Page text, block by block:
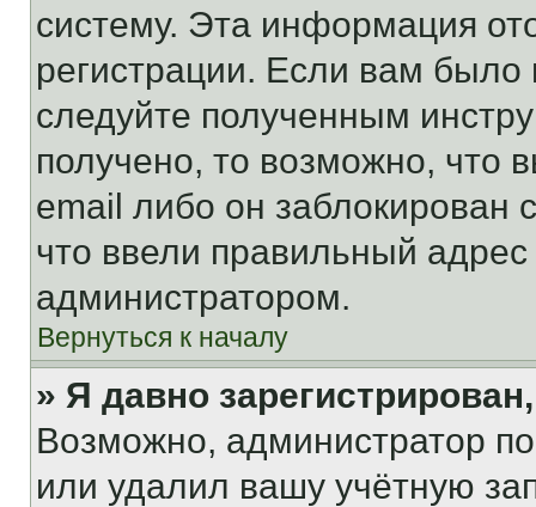
систему. Эта информация
регистрации. Если вам
следуйте полученным
получено, то возможно, что
email либо он
что ввели правильный адрес
администратором.
Вернуться к началу
» Я давно
Возможно, администратор
или удалил вашу учётную